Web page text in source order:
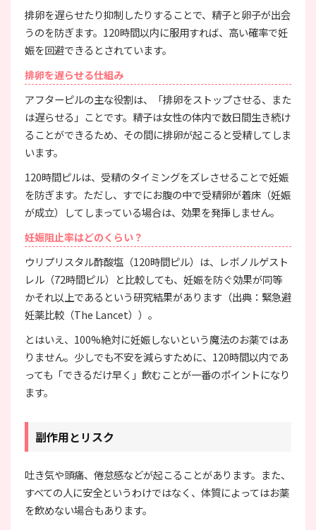
排卵を遅らせたり抑制したりすることで、精子と卵子が出会
うのを防ぎます。120時間以内に服用すれば、高い確率で妊
娠を回避できるとされています。
排卵を遅らせる仕組み
アフターピルの主な役割は、「排卵をストップさせる、また
は遅らせる」ことです。精子は女性の体内で数日間生き続け
ることができるため、その間に排卵が起こると受精してしま
います。
120時間ピルは、受精のタイミングをズレさせることで妊娠
を防ぎます。ただし、すでにお腹の中で受精卵が着床（妊娠
が成立）してしまっている場合は、効果を発揮しません。
妊娠阻止率はどのくらい？
ウリプリスタル酢酸塩（120時間ピル）は、レボノルゲスト
レル（72時間ピル）と比較しても、妊娠を防ぐ効果が同等
かそれ以上であるという研究結果があります（出典：緊急避
妊薬比較（The Lancet））。
とはいえ、100%絶対に妊娠しないという魔法のお薬ではあ
りません。少しでも不安を減らすために、120時間以内であ
っても「できるだけ早く」飲むことが一番のポイントになり
ます。
副作用とリスク
吐き気や頭痛、倦怠感などが起こることがあります。また、
すべての人に安全というわけではなく、体質によってはお薬
を飲めない場合もあります。